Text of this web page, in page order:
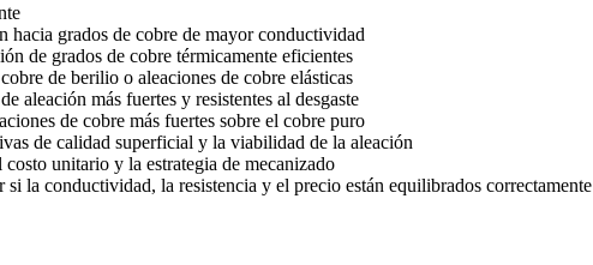
hacia grados de cobre de mayor conductividad
de grados de cobre térmicamente eficientes
de berilio o aleaciones de cobre elásticas
aleación más fuertes y resistentes al desgaste
de cobre más fuertes sobre el cobre puro
de calidad superficial y la viabilidad de la aleación
unitario y la estrategia de mecanizado
si la conductividad, la resistencia y el precio están equilibrados correctamente